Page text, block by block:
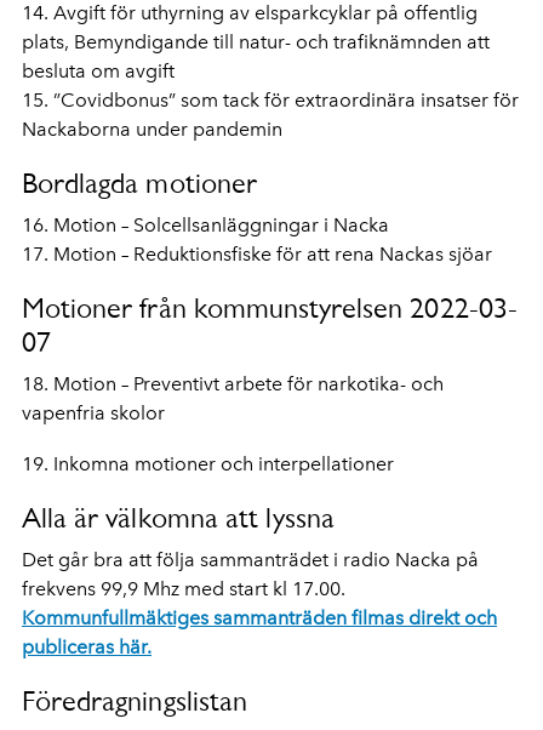
14. Avgift för uthyrning av elsparkcyklar på offentlig
plats, Bemyndigande till natur- och trafiknämnden att
besluta om avgift
15. ”Covidbonus” som tack för extraordinära insatser för
Nackaborna under pandemin
Bordlagda motioner
16. Motion – Solcellsanläggningar i Nacka
17. Motion – Reduktionsfiske för att rena Nackas sjöar
Motioner från kommunstyrelsen 2022-03-
07
18. Motion – Preventivt arbete för narkotika- och
vapenfria skolor
19. Inkomna motioner och interpellationer
Alla är välkomna att lyssna
Det går bra att följa sammanträdet i radio Nacka på
frekvens 99,9 Mhz med start kl 17.00.
Kommunfullmäktiges sammanträden filmas direkt och
publiceras här.
Föredragningslistan